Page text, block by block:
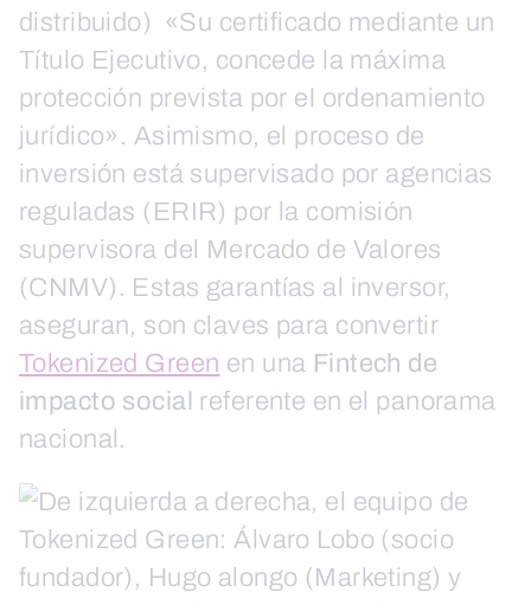
distribuido) «Su certificado mediante un
Título Ejecutivo, concede la máxima
protección prevista por el ordenamiento
jurídico». Asimismo, el proceso de
inversión está supervisado por agencias
reguladas (ERIR) por la comisión
supervisora del Mercado de Valores
(CNMV). Estas garantías al inversor,
aseguran, son claves para convertir
Tokenized Green en una Fintech de
impacto social referente en el panorama
nacional.